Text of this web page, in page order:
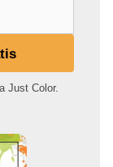
Just Color.